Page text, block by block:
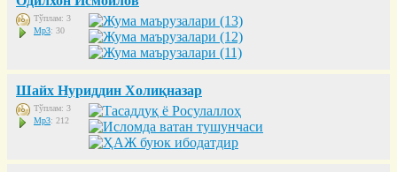
Тўплам: 3
Mp3: 30
Шайх Нуриддин Холиқназар
Тўплам: 3
Mp3: 212